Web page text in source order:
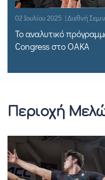
02 Ιουλίου 2025 | Διεθνή
Το αναλυτικό
Congress στο ΟΑΚΑ
Περιοχή